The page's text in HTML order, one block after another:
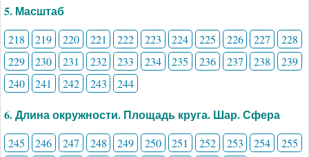
5. Масштаб
218 219 220 221 222 223 224 225 226 227
228
229
230 231 232 233 234 235 236 237 238
239
240
241 242 243 244
6. Длина окружности. Площадь круга. Шар. Сфера
245 246 247 248 249 250 251 252 253 254
255